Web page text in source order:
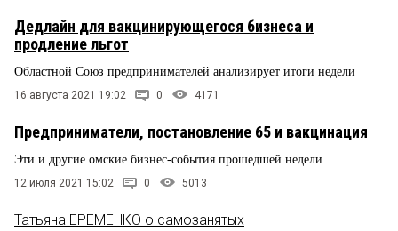
Дедлайн для вакцинирующегося бизнеса и
продление льгот
Областной Союз предпринимателей анализирует итоги недели
16 августа 2021 19:02 0 4171
Предприниматели, постановление 65 и вакцинация
Эти и другие омские бизнес-события прошедшей недели
12 июля 2021 15:02 0 5013
Татьяна ЕРЕМЕНКО о самозанятых